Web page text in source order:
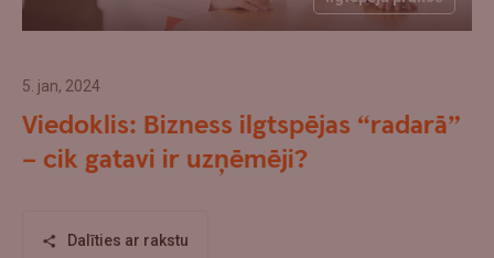
5. jan, 2024
Viedoklis: Bizness ilgtspējas “radarā”
– cik gatavi ir uzņēmēji?
Dalīties ar rakstu